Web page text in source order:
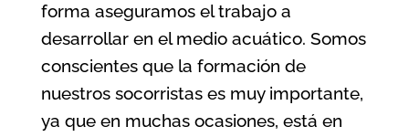
forma aseguramos el trabajo a
desarrollar en el medio acuático. Somos
conscientes que la formación de
nuestros socorristas es muy importante,
ya que en muchas ocasiones, está en